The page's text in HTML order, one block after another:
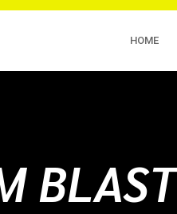
HOME
BLAST